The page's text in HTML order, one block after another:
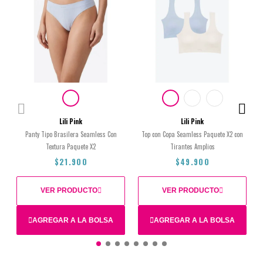
Lili Pink
Panty Tipo Brasilera Seamless Con
Textura Paquete X2
$21.900
AGREGAR A LA BOLSA
VER PRODUCTO
Lili Pink
Top con Copa Seamless Paquete X2 con
Tirantes Amplios
$49.900
AGREGAR A LA BOLSA
VER PRODUCTO